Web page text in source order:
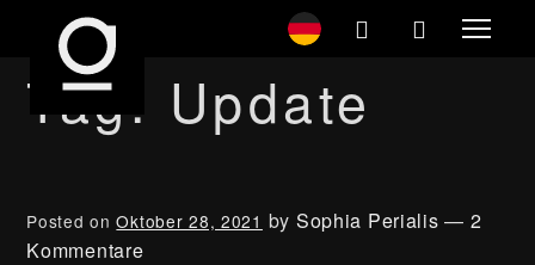
Tag: Update
Posted onOktober 28, 2021 by Sophia Perialis — 2
Kommentare